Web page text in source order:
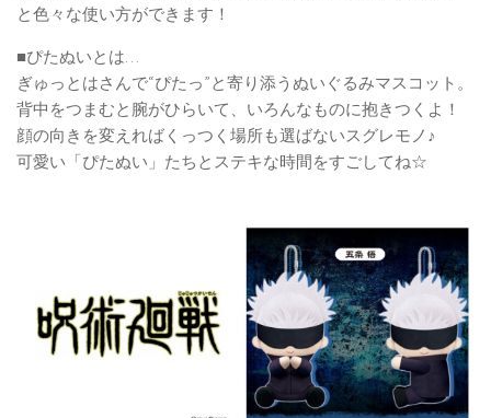
と色々な使い方ができます！
■ぴたぬいとは…
ぎゅっとはさんで“ぴたっ”と寄り添うぬいぐるみマスコット。
背中をつまむと腕がひらいて、いろんなものに抱きつくよ！
顔の向きを変えればくっつく場所も選ばないスグレモノ♪
可愛い「ぴたぬい」たちとステキな時間をすごしてね☆